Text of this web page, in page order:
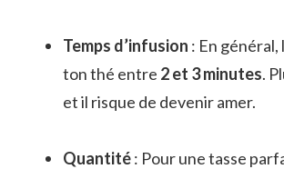
Temps d’infusion : En
ton thé entre 2 et 3 minutes.
et il risque de devenir amer.
Quantité: Pour une tasse